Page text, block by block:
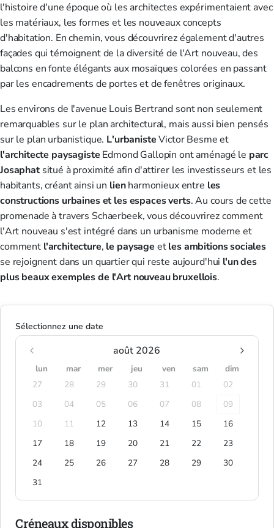
l'histoire d'une époque où les architectes expérimentaient avec
les matériaux, les formes et les nouveaux concepts
d'habitation. En chemin, vous découvrirez également d'autres
façades qui témoignent de la diversité de l'Art nouveau, des
balcons en fonte élégants aux mosaïques colorées en passant
par les encadrements de portes et de fenêtres originaux.
Les environs de l'avenue Louis Bertrand sont non seulement
remarquables sur le plan architectural, mais aussi bien pensés
sur le plan urbanistique. L'urbanisteVictor Besme et
l'architecte paysagiste Edmond Gallopin ont aménagé le parc
Josaphatsitué à proximité afin d'attirer les investisseurs et les
habitants, créant ainsi un lienharmonieux entre les
constructions urbaines et les espaces verts. Au cours de cette
promenade à travers Schaerbeek, vous découvrirez comment
l'Art nouveau s'est intégré dans un urbanisme moderne et
comment l'architecture, le paysage etles ambitions sociales
se rejoignent dans un quartier qui reste aujourd'hui l'un des
plus beaux exemples de l'Art nouveau bruxellois.
Sélectionnez une date
août 2026
lun mar mer jeu ven sam
dim
27
28 29 30 31 01
02
03
04 05 06 07 08
09
10
11 12 13 14 15
16
17
18 19 20 21 22
23
24
25 26 27 28 29
30
31
Créneaux disponibles